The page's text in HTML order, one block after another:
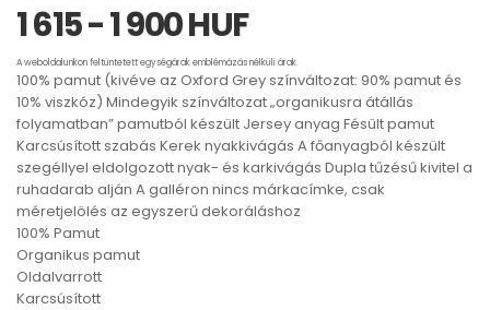
1 615 - 1 900 HUF
A weboldalunkon feltüntetett egységárak emblémázás nélküli árak.
100% pamut (kivéve az Oxford Grey színváltozat: 90% pamut és
10% viszkóz) Mindegyik színváltozat „organikusra átállás
folyamatban” pamutból készült Jersey anyag Fésült pamut
Karcsúsított szabás Kerek nyakkivágás A főanyagból készült
szegéllyel eldolgozott nyak- és karkivágás Dupla tűzésű kivitel a
ruhadarab alján A galléron nincs márkacímke, csak
méretjelölés az egyszerű dekoráláshoz
100% Pamut
Organikus pamut
Oldalvarrott
Karcsúsított